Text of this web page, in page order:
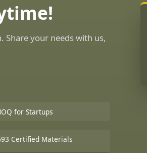
Share your needs with us,
for Startups
Certified Materials